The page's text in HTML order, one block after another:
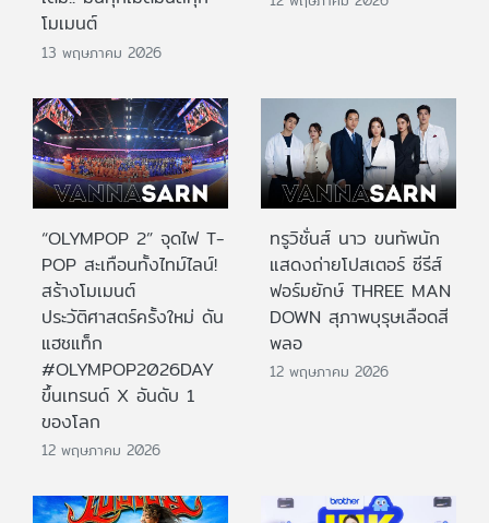
โมเมนต์
13 พฤษภาคม 2026
“OLYMPOP 2” จุดไฟ T-
POP สะเทือนทั้งไทม์ไลน์!
สร้างโมเมนต์
ประวัติศาสตร์ครั้งใหม่ ดัน
แฮชแท็ก
#OLYMPOP2026DAY
ขึ้นเทรนด์ X อันดับ 1
ของโลก
12 พฤษภาคม 2026
ทรูวิชั่นส์ นาว ขนทัพนัก
แสดงถ่ายโปสเตอร์ ซีรีส์
ฟอร์มยักษ์ THREE MAN
DOWN สุภาพบุรุษเลือดสี
พลอ
12 พฤษภาคม 2026